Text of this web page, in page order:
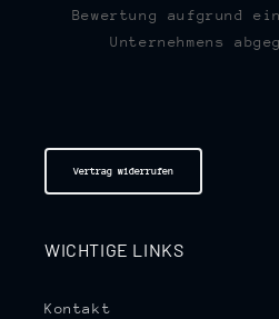
Bewertung aufgrund
Unternehmens
Vertrag widerrufen
WICHTIGE LINKS
Kontakt